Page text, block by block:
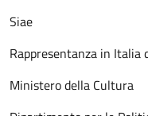
Siae
Rappresentanza in Italia
Ministero della Cultura